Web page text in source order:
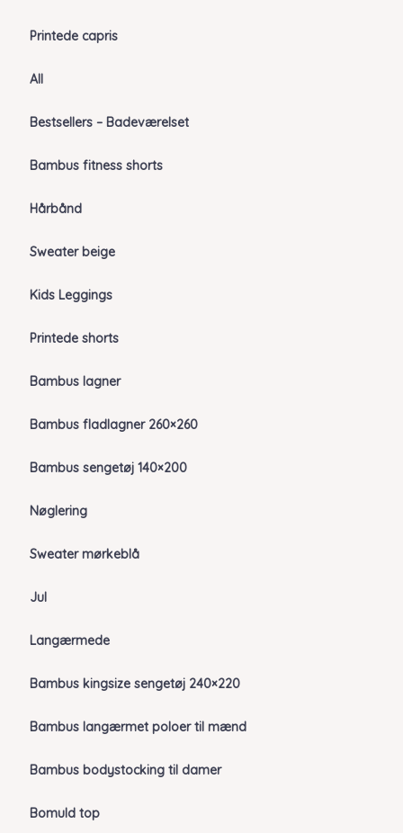
Printede capris
All
Bestsellers – Badeværelset
Bambus fitness shorts
Hårbånd
Sweater beige
Kids Leggings
Printede shorts
Bambus lagner
Bambus fladlagner 260×260
Bambus sengetøj 140×200
Nøglering
Sweater mørkeblå
Jul
Langærmede
Bambus kingsize sengetøj 240×220
Bambus langærmet poloer til mænd
Bambus bodystocking til damer
Bomuld top